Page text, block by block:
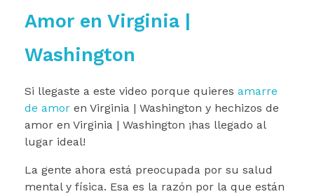
Amor en Virginia |
Washington
Si llegaste a este video porque quieres amarre
de amor en Virginia | Washington y hechizos de
amor en Virginia | Washington ¡has llegado al
lugar ideal!
La gente ahora está preocupada por su salud
mental y física. Esa es la razón por la que están